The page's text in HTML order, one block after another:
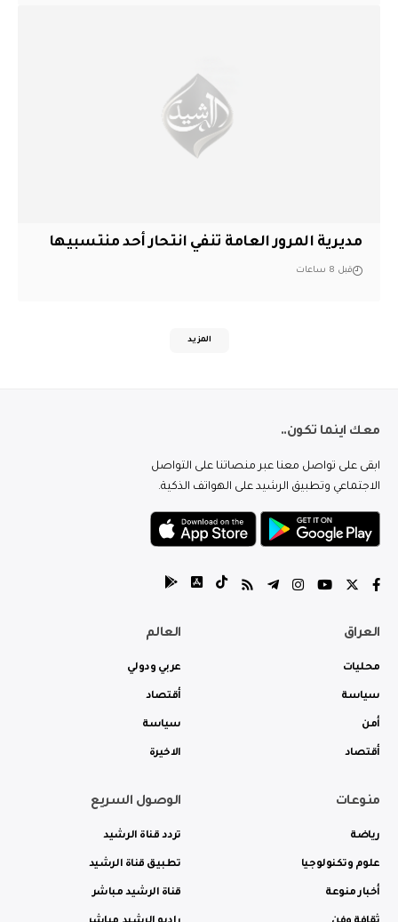
مديرية المرور العامة تنفي انتحار أحد منتسبيها
قبل 8 ساعات
المزيد
معك اينما تكون..
ابقى على تواصل معنا عبر منصاتنا على التواصل
الاجتماعي وتطبيق الرشيد على الهواتف الذكية.
العراق
محليات
سياسة
أمن
أقتصاد
العالم
عربي ودولي
أقتصاد
سياسة
الاخيرة
منوعات
رياضة
علوم وتكنولوجيا
أخبار منوعة
الوصول السريع
تردد قناة الرشيد
تطبيق قناة الرشيد
قناة الرشيد مباشر